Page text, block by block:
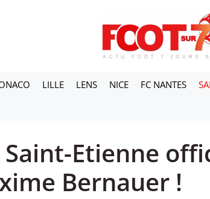
LILLE LENS NICE FC NANTES
Saint-Etienne
Bernauer !